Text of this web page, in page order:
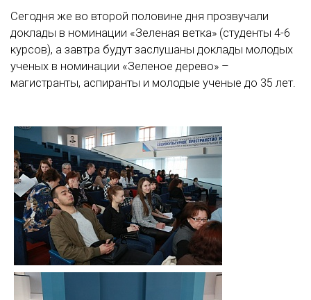
Сегодня же во второй половине дня прозвучали
доклады в номинации «Зеленая ветка» (студенты 4-6
курсов), а завтра будут заслушаны доклады молодых
ученых в номинации «Зеленое дерево» –
магистранты, аспиранты и молодые ученые до 35 лет.